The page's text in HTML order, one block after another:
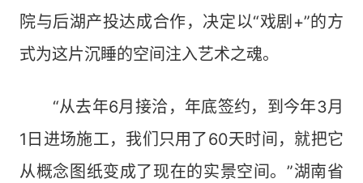
院与后湖产投达成合作，决定以“戏剧+”的方
式为这片沉睡的空间注入艺术之魂。
“从去年6月接洽，年底签约，到今年3月
1日进场施工，我们只用了60天时间，就把它
从概念图纸变成了现在的实景空间。”湖南省